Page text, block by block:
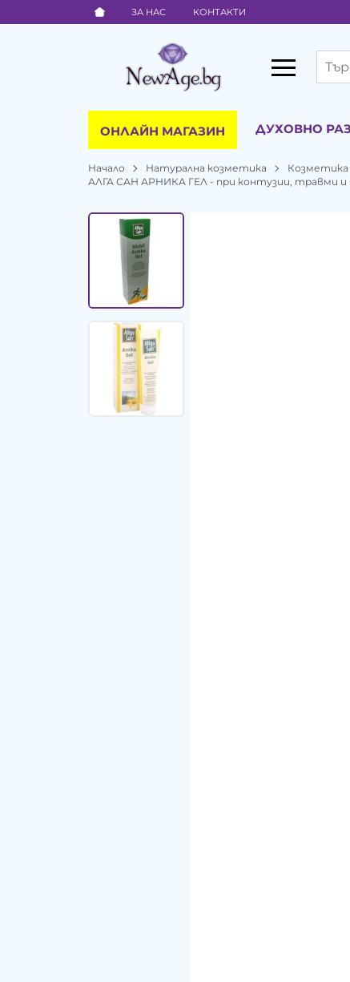
ЗА НАС КОНТАКТИ
ОНЛАЙН МАГАЗИН ДУХОВНО
Начало Натурална козметика Козметика
АЛГА САН АРНИКА ГЕЛ - при контузии, травми и